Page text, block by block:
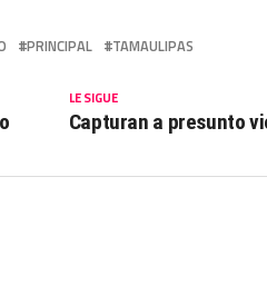
PRINCIPAL TAMAULIPAS
LE SIGUE
Capturan a presunto